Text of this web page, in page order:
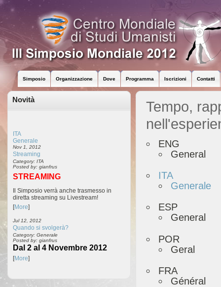
Simposio Organizzazione Dove Programma Iscrizioni Contatti
Novità
ITA
Generale
Nov 1, 2012
Streaming
Category: ITA
Posted by: gianfrus
STREAMING
Il Simposio verrà anche trasmesso in
diretta streaming su Livestream!
[More]
Jul 12, 2012
Quando si svolgerà?
Category: Generale
Posted by: gianfrus
Dal 2 al 4 Novembre 2012
[More]
Tempo,
ENG
General
ITA
Generale
ESP
General
POR
Geral
FRA
Général